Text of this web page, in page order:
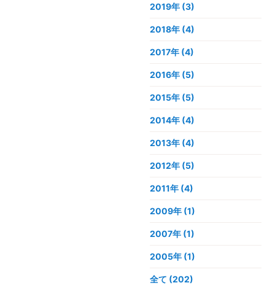
2019年 (3)
2018年 (4)
2017年 (4)
2016年 (5)
2015年 (5)
2014年 (4)
2013年 (4)
2012年 (5)
2011年 (4)
2009年 (1)
2007年 (1)
2005年 (1)
全て (202)